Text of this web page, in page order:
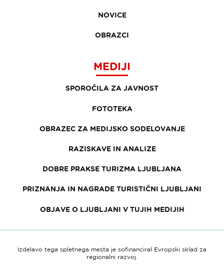
NOVICE
OBRAZCI
MEDIJI
SPOROČILA ZA JAVNOST
FOTOTEKA
OBRAZEC ZA MEDIJSKO SODELOVANJE
RAZISKAVE IN ANALIZE
DOBRE PRAKSE TURIZMA LJUBLJANA
PRIZNANJA IN NAGRADE TURISTIČNI LJUBLJANI
OBJAVE O LJUBLJANI V TUJIH MEDIJIH
Izdelavo tega spletnega mesta je sofinanciral Evropski sklad za
regionalni razvoj.